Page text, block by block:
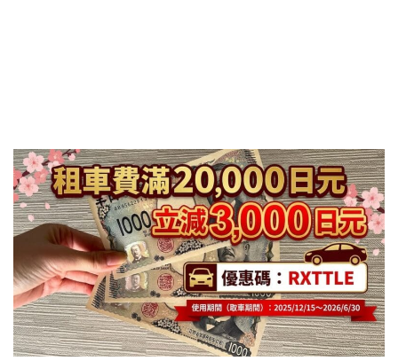
Stockphoto 付費圖庫，免費圖庫介紹
4大付費素材網站比較
Adobe Stock素材網站
Shutterstock素材網站
photoAC日本素材網站
illustAC日本插圖素材網站
21個免費素材網站